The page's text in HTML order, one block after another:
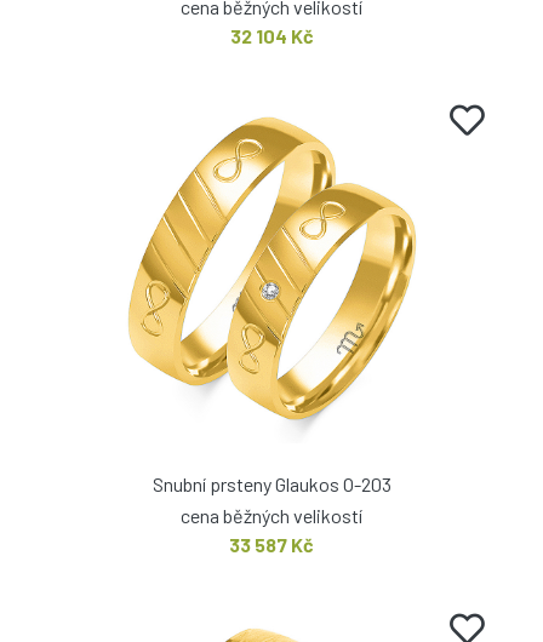
cena běžných velikostí
32 104 Kč
Snubní prsteny Glaukos O-203
cena běžných velikostí
33 587 Kč